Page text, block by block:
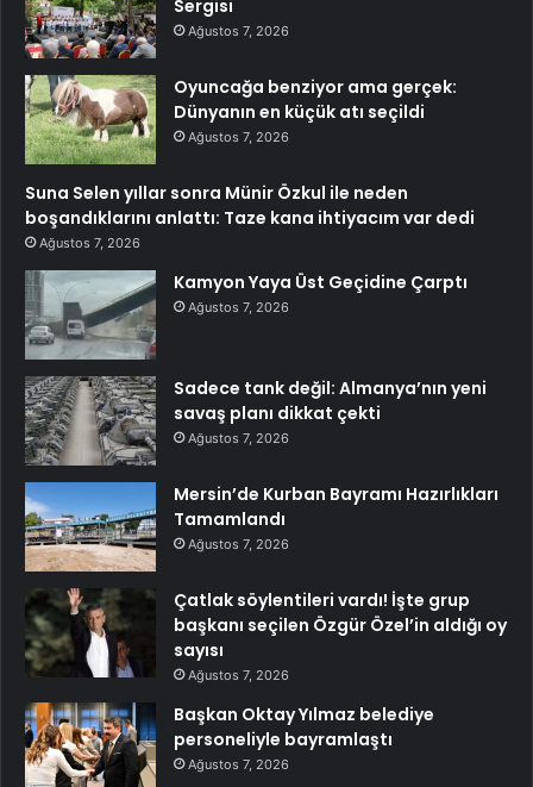
Sergisi
Ağustos 7, 2026
Oyuncağa benziyor ama gerçek:
Dünyanın en küçük atı seçildi
Ağustos 7, 2026
Suna Selen yıllar sonra Münir Özkul ile neden
boşandıklarını anlattı: Taze kana ihtiyacım var dedi
Ağustos 7, 2026
Kamyon Yaya Üst Geçidine Çarptı
Ağustos 7, 2026
Sadece tank değil: Almanya’nın yeni
savaş planı dikkat çekti
Ağustos 7, 2026
Mersin’de Kurban Bayramı Hazırlıkları
Tamamlandı
Ağustos 7, 2026
Çatlak söylentileri vardı! İşte grup
başkanı seçilen Özgür Özel’in aldığı oy
sayısı
Ağustos 7, 2026
Başkan Oktay Yılmaz belediye
personeliyle bayramlaştı
Ağustos 7, 2026